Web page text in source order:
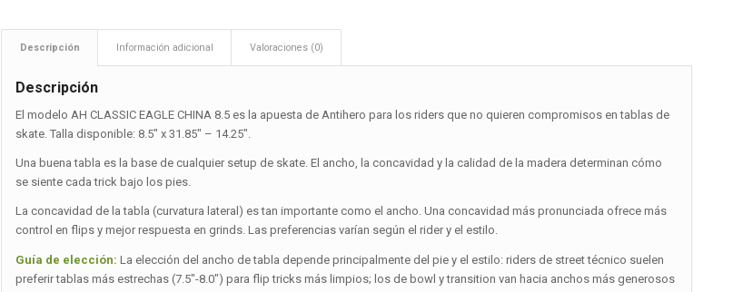
Descripción Información adicional Valoraciones (0)
Descripción
El modelo AH CLASSIC EAGLE CHINA 8.5 es la apuesta de Antihero para los riders que no quieren compromisos en tablas de
skate. Talla disponible: 8.5″ x 31.85″ – 14.25″.
Una buena tabla es la base de cualquier setup de skate. El ancho, la concavidad y la calidad de la madera determinan cómo
se siente cada trick bajo los pies.
La concavidad de la tabla (curvatura lateral) es tan importante como el ancho. Una concavidad más pronunciada ofrece más
control en flips y mejor respuesta en grinds. Las preferencias varían según el rider y el estilo.
Guía de elección: La elección del ancho de tabla depende principalmente del pie y el estilo: riders de street técnico suelen
preferir tablas más estrechas (7.5″-8.0″) para flip tricks más limpios; los de bowl y transition van hacia anchos más generosos